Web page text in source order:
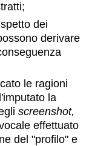
dei
derivare
le ragioni
la
screenshot,
effettuato
del "profilo" e